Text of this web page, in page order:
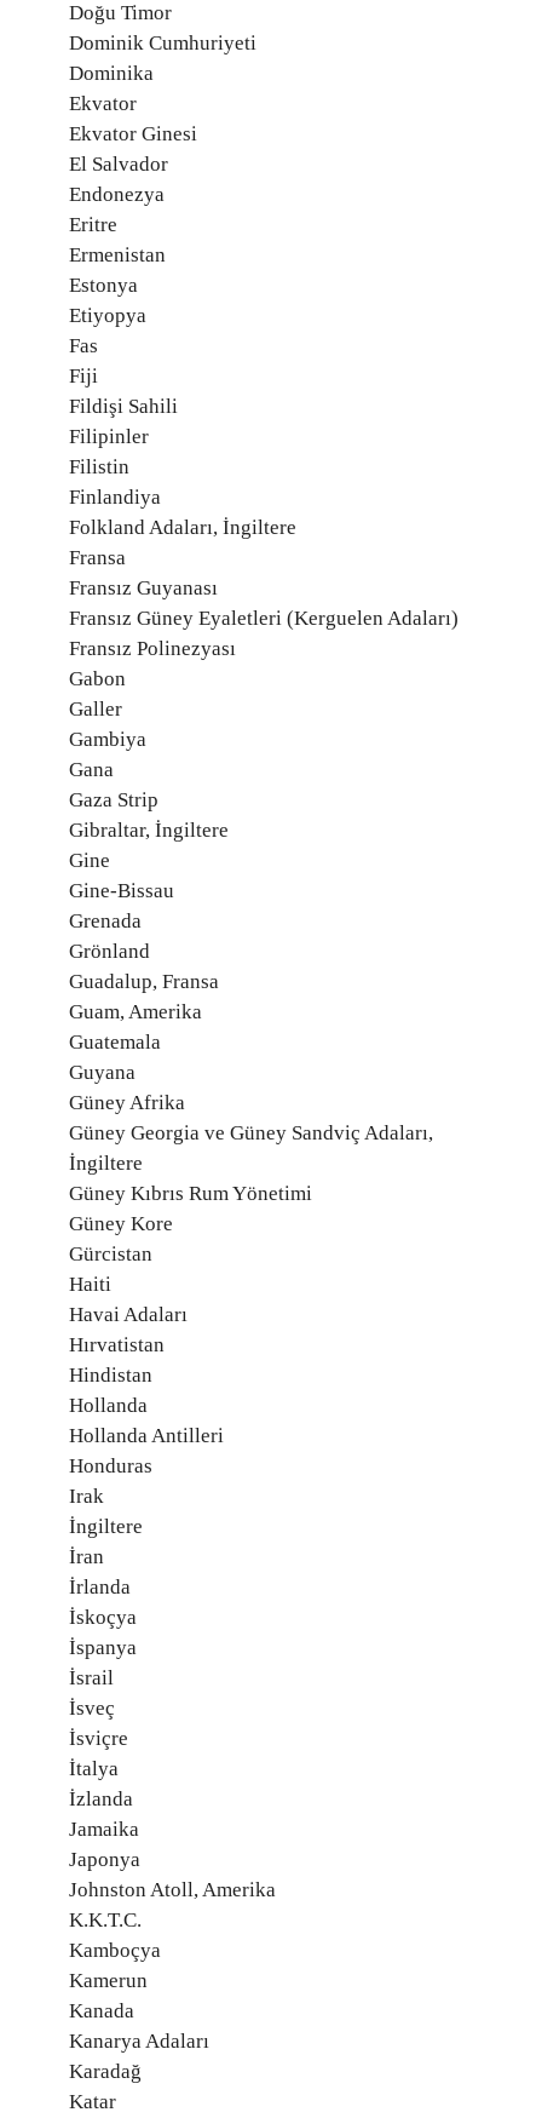
Doğu Timor
Dominik Cumhuriyeti
Dominika
Ekvator
Ekvator Ginesi
El Salvador
Endonezya
Eritre
Ermenistan
Estonya
Etiyopya
Fas
Fiji
Fildişi Sahili
Filipinler
Filistin
Finlandiya
Folkland Adaları, İngiltere
Fransa
Fransız Guyanası
Fransız Güney Eyaletleri (Kerguelen Adaları)
Fransız Polinezyası
Gabon
Galler
Gambiya
Gana
Gaza Strip
Gibraltar, İngiltere
Gine
Gine-Bissau
Grenada
Grönland
Guadalup, Fransa
Guam, Amerika
Guatemala
Guyana
Güney Afrika
Güney Georgia ve Güney Sandviç Adaları,
İngiltere
Güney Kıbrıs Rum Yönetimi
Güney Kore
Gürcistan
Haiti
Havai Adaları
Hırvatistan
Hindistan
Hollanda
Hollanda Antilleri
Honduras
Irak
İngiltere
İran
İrlanda
İskoçya
İspanya
İsrail
İsveç
İsviçre
İtalya
İzlanda
Jamaika
Japonya
Johnston Atoll, Amerika
K.K.T.C.
Kamboçya
Kamerun
Kanada
Kanarya Adaları
Karadağ
Katar